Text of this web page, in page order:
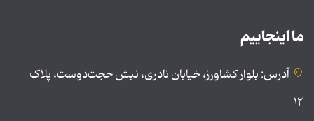
ما اینجاییم
آدرس: بلوار کشاورز، خیابان نادری، نبش حجت‌دوست، پلاک
۱۲